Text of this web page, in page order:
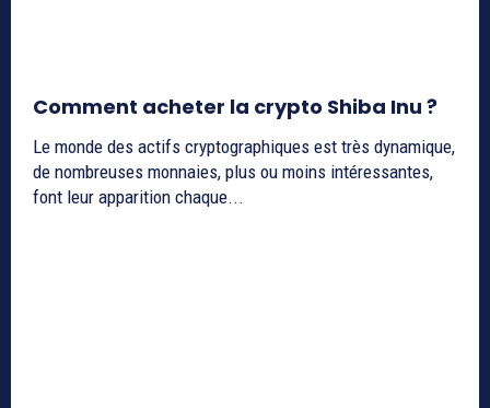
Comment acheter la crypto Shiba Inu ?
Le monde des actifs cryptographiques est très dynamique,
de nombreuses monnaies, plus ou moins intéressantes,
font leur apparition chaque...